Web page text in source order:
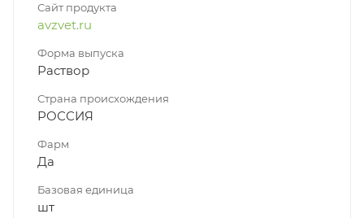
Сайт продукта
avzvet.ru
Форма выпуска
Раствор
Страна происхождения
РОССИЯ
Фарм
Да
Базовая единица
шт